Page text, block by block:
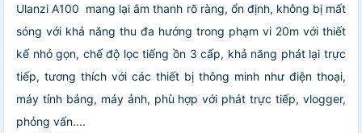
Ulanzi A100 mang lại âm thanh rõ ràng, ổn định, không bị mất
sóng với khả năng thu đa hướng trong phạm vi 20m với thiết
kế nhỏ gọn, chế độ lọc tiếng ồn 3 cấp, khả năng phát lại trực
tiếp, tương thích với các thiết bị thông minh như điện thoại,
máy tính bảng, máy ảnh, phù hợp với phát trực tiếp, vlogger,
phỏng vấn....